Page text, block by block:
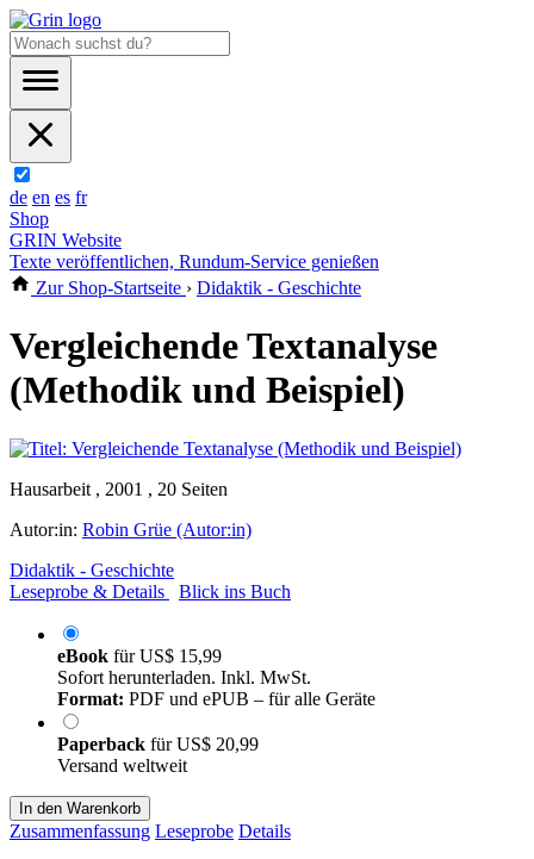
de en es fr
Shop
GRIN Website
Texte veröffentlichen, Rundum-Service genießen
Zur Shop-Startseite › Didaktik - Geschichte
Vergleichende Textanalyse
(Methodik und Beispiel)
Hausarbeit , 2001 , 20 Seiten
Autor:in: Robin Grüe (Autor:in)
Didaktik - Geschichte
Leseprobe & Details
Blick ins Buch
eBook fürUS$ 15,99
Sofort herunterladen. Inkl. MwSt.
Format: PDF und ePUB – für alle Geräte
Paperback fürUS$ 20,99
Versand weltweit
In den Warenkorb
Zusammenfassung Leseprobe Details